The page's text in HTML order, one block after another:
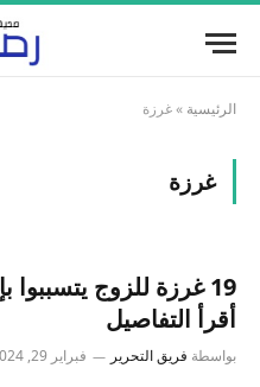
الرئيسية »غرزة
غرزة
أقرأ التفاصيل
بواسطة فريق التحرير فبراير 29, 2024